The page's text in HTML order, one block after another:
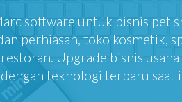
software untuk bisnis pet
perhiasan, toko kosmetik,
restoran. Upgrade bisnis
teknologi terbaru saat